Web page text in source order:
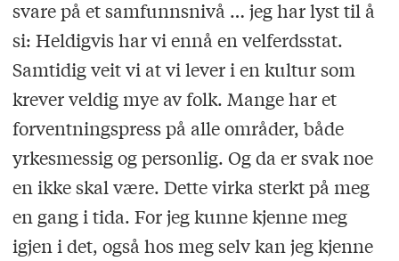
svare på et samfunnsnivå … jeg har lyst til å
si: Heldigvis har vi ennå en velferdsstat.
Samtidig veit vi at vi lever i en kultur som
krever veldig mye av folk. Mange har et
forventningspress på alle områder, både
yrkesmessig og personlig. Og da er svak noe
en ikke skal være. Dette virka sterkt på meg
en gang i tida. For jeg kunne kjenne meg
igjen i det, også hos meg selv kan jeg kjenne